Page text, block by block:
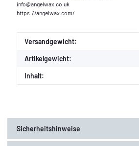
info@angelwax.co.uk
https://angelwax.com/
Produkteigenschaft
Wert
Versandgewicht:
Artikelgewicht:
Inhalt:
Sicherheitshinweise